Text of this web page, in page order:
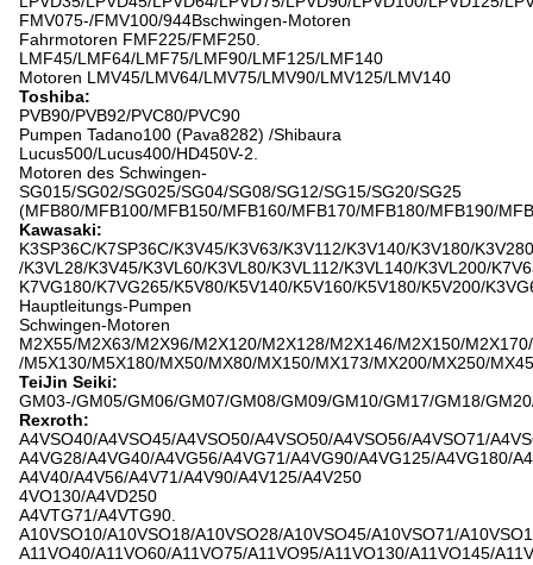
FMV075-/FMV100/944Bschwingen-Motoren
Fahrmotoren FMF225/FMF250.
LMF45/LMF64/LMF75/LMF90/LMF125/LMF140
Motoren LMV45/LMV64/LMV75/LMV90/LMV125/LMV140
Toshiba:
PVB90/PVB92/PVC80/PVC90
Pumpen Tadano100 (Pava8282) /Shibaura
Lucus500/Lucus400/HD450V-2.
Motoren des Schwingen-
SG015/SG02/SG025/SG04/SG08/SG12/SG15/SG20/SG25
(MFB80/MFB100/MFB150/MFB160/MFB170/MFB180/MFB190/
Kawasaki:
K3SP36C/K7SP36C/K3V45/K3V63/K3V112/K3V140/K3V180/K3V280
/K3VL28/K3V45/K3VL60/K3VL80/K3VL112/K3VL140/K3VL200/
K7VG180/K7VG265/K5V80/K5V140/K5V160/K5V180/K5V200/
Hauptleitungs-Pumpen
Schwingen-Motoren
M2X55/M2X63/M2X96/M2X120/M2X128/M2X146/M2X150/
/M5X130/M5X180/MX50/MX80/MX150/MX173/MX200/MX250/
TeiJin Seiki:
GM03-/GM05/GM06/GM07/GM08/GM09/GM10/GM17/GM18/
Rexroth:
A4VSO40/A4VSO45/A4VSO50/A4VSO50/A4VSO56/A4VSO71/
A4VG28/A4VG40/A4VG56/A4VG71/A4VG90/A4VG125/A4VG180/
A4V40/A4V56/A4V71/A4V90/A4V125/A4V250
4VO130/A4VD250
A4VTG71/A4VTG90.
A10VSO10/A10VSO18/A10VSO28/A10VSO45/A10VSO71/
A11VO40/A11VO60/A11VO75/A11VO95/A11VO130/A11VO145/